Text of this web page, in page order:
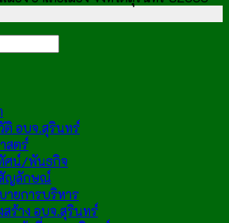
ติ อบจ.สุรินทร์
สตร์
ศน์/พันธกิจ
ญลักษณ์
ายการบริหาร
สร้าง อบจ.สุรินทร์